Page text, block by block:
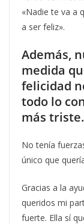
«Nadie te va a
a ser feliz».
Además,
medida
felicidad
todo lo
más triste.
No tenía
único que
Gracias a la
queridos mi
fuerte. Ella sí